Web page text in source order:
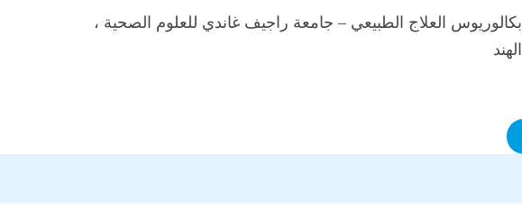
بكالوريوس العلاج الطبيعي – جامعة راجيف غاندي للعلوم الصحية ،
الهند